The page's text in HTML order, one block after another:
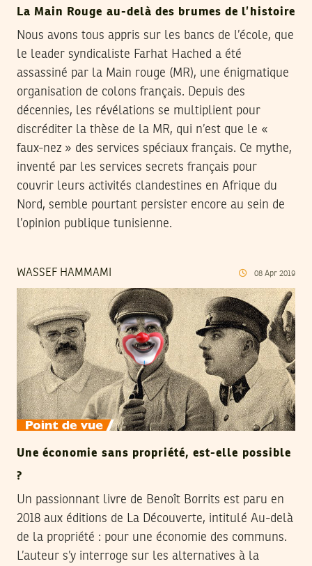
La Main Rouge au-delà des brumes de l’histoire
Nous avons tous appris sur les bancs de l’école, que
le leader syndicaliste Farhat Hached a été
assassiné par la Main rouge (MR), une énigmatique
organisation de colons français. Depuis des
décennies, les révélations se multiplient pour
discréditer la thèse de la MR, qui n’est que le «
faux-nez » des services spéciaux français. Ce mythe,
inventé par les services secrets français pour
couvrir leurs activités clandestines en Afrique du
Nord, semble pourtant persister encore au sein de
l’opinion publique tunisienne.
WASSEF HAMMAMI 08 Apr 2019
Une économie sans propriété, est-elle possible
?
Un passionnant livre de Benoît Borrits est paru en
2018 aux éditions de La Découverte, intitulé Au-delà
de la propriété : pour une économie des communs.
L’auteur s’y interroge sur les alternatives à la